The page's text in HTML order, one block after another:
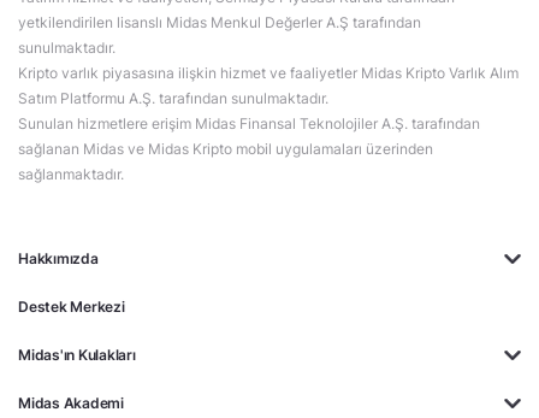
Hakkımızda
Destek Merkezi
Midas'ın Kulakları
Midas Akademi
yetkilendirilen lisanslı Midas Menkul Değerler A.Ş tarafından
sunulmaktadır.
Kripto varlık piyasasına ilişkin hizmet ve faaliyetler Midas Kripto Varlık Alım
Satım Platformu A.Ş. tarafından sunulmaktadır.
Sunulan hizmetlere erişim Midas Finansal Teknolojiler A.Ş. tarafından
sağlanan Midas ve Midas Kripto mobil uygulamaları üzerinden
sağlanmaktadır.